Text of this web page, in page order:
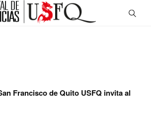
Francisco de Quito USFQ invita al